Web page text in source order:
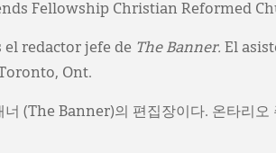
Fellowship Christian Reformed
el redactor jefe de The Banner. El
Ont.
너 (The Banner)의 편집장이다. 온타리오